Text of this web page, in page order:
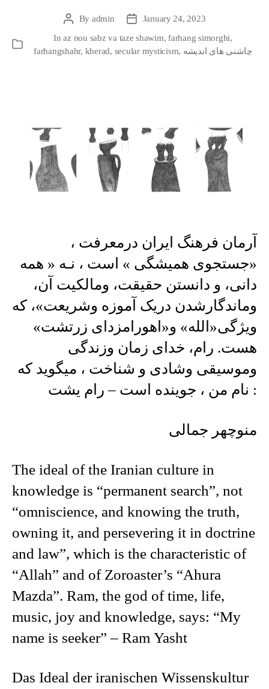
PostBy admin
PostJanuary 24, 2023
Categories
Inaz nou sabz va taze shawim,farhang simorghi,
farhangshahr, kherad, secular mysticism, چاشنی های اندیشه
آرمان فرهنگ ایران درمعرفت ،
«جستجوی همیشگی » است ، نـه « همه
دانی، و دانستن حقیقت، ومالکیت آن،
وماندگارشدن دریک آموزه وشریعت»، که
ویژگی«الله» و«اهورامزدای زرتشت»
هست. رام، خدای زمان وزندگی
وموسیقی وشادی و شناخت ، میگوید که
: نام من ، جوینده است – رام یشت
منوچهر جمالی
The ideal of the Iranian culture in
knowledge is “permanent search”, not
“omniscience, and knowing the truth,
owning it, and persevering it in doctrine
and law”, which is the characteristic of
“Allah” and of Zoroaster’s “Ahura
Mazda”. Ram, the god of time, life,
music, joy and knowledge, says: “My
name is seeker” – Ram Yasht
Das Ideal der iranischen Wissenskultur